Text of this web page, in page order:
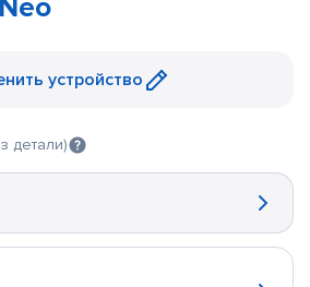
устройство
детали)